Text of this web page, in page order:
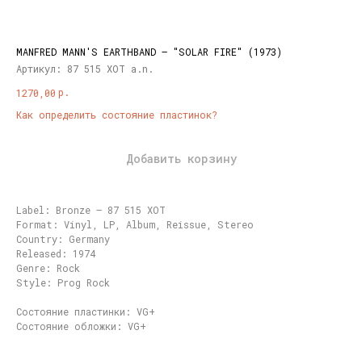
MANFRED MANN'S EARTHBAND – "SOLAR FIRE" (1973)
Артикул: 87 515 XOT a.n.
1270,00 р.
Как определить состояние пластинок?
Добавить корзину
Label: Bronze – 87 515 XOT
Format: Vinyl, LP, Album, Reissue, Stereo
Country: Germany
Released: 1974
Genre: Rock
Style: Prog Rock
Состояние пластинки: VG+
Состояние обложки: VG+